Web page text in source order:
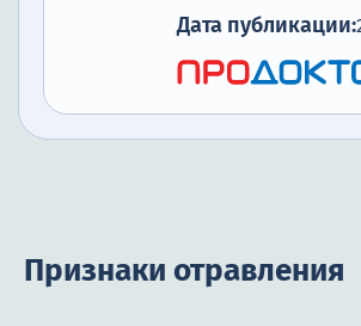
Дата публикации:
Признаки отравления